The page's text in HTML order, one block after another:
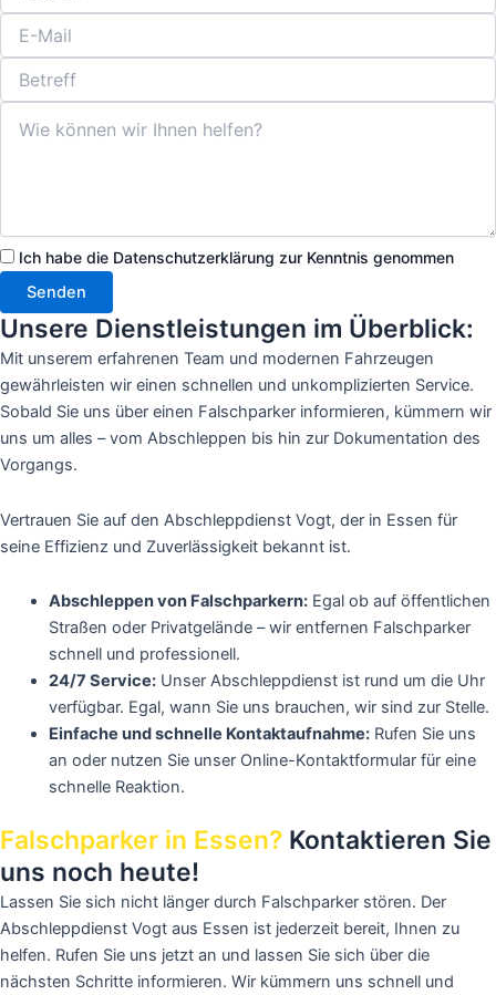
Ich habe die Datenschutzerklärung zur Kenntnis genommen
Senden
Unsere Dienstleistungen im Überblick:
Mit unserem erfahrenen Team und modernen Fahrzeugen
gewährleisten wir einen schnellen und unkomplizierten Service.
Sobald Sie uns über einen Falschparker informieren, kümmern wir
uns um alles – vom Abschleppen bis hin zur Dokumentation des
Vorgangs.
Vertrauen Sie auf den Abschleppdienst Vogt, der in Essen für
seine Effizienz und Zuverlässigkeit bekannt ist.
Abschleppen von Falschparkern:Egal ob auf öffentlichen
Straßen oder Privatgelände – wir entfernen Falschparker
schnell und professionell.
24/7 Service:Unser Abschleppdienst ist rund um die Uhr
verfügbar. Egal, wann Sie uns brauchen, wir sind zur Stelle.
Einfache und schnelle Kontaktaufnahme:Rufen Sie uns
an oder nutzen Sie unser Online-Kontaktformular für eine
schnelle Reaktion.
Falschparker in Essen? Kontaktieren Sie
uns noch heute!
Lassen Sie sich nicht länger durch Falschparker stören. Der
Abschleppdienst Vogt aus Essen ist jederzeit bereit, Ihnen zu
helfen. Rufen Sie uns jetzt an und lassen Sie sich über die
nächsten Schritte informieren. Wir kümmern uns schnell und